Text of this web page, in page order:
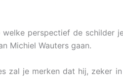
perspectief de schilder
Michiel Wauters gaan.
zal je merken dat hij, zeker